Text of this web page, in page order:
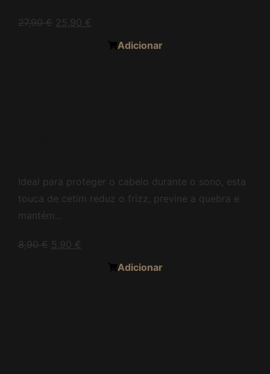
27,90€ 25,90 €
Adicionar
Ideal para proteger o cabelo durante o sono, esta
touca de cetim reduz o frizz, previne a quebra e
mantém...
8,90€ 5,90 €
Adicionar